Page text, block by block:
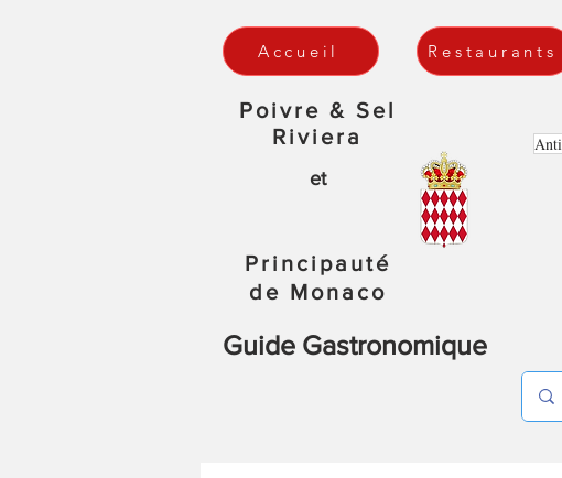
Accueil Restaurants
Poivre & Sel
Riviera
et
Principauté
de Monaco
Guide Gastronomique